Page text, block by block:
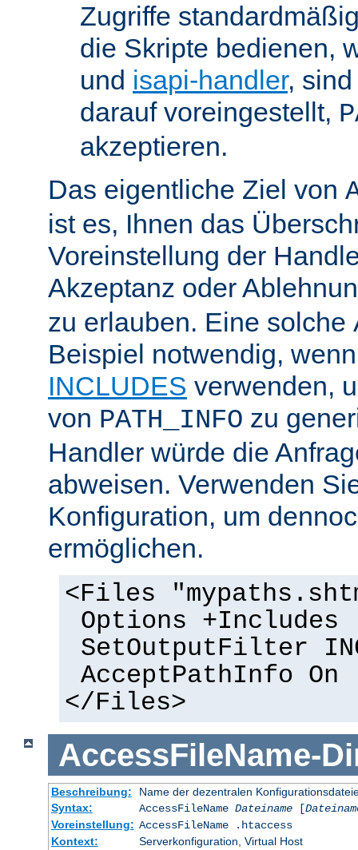
Zugriffe
die Skripte bedienen,
und isapi-handler,
darauf voreingestellt,
akzeptieren.
Das eigentliche Ziel von
ist es, Ihnen das
Voreinstellung der
Akzeptanz oder
zu erlauben. Eine solche
Beispiel notwendig,
INCLUDES verwenden,
von PATH_INFO zu
Handler würde die
abweisen. Verwenden
Konfiguration, um
ermöglichen.
<Files
Options +Includes
SetOutputFilter
AcceptPathInfo On
</Files>
AccessFileName-
Beschreibung:
Name der dezentralen
Syntax:
AccessFileName Dateiname[
Voreinstellung: AccessFileName .htaccess
Kontext:
Serverkonfiguration, Virtual Host